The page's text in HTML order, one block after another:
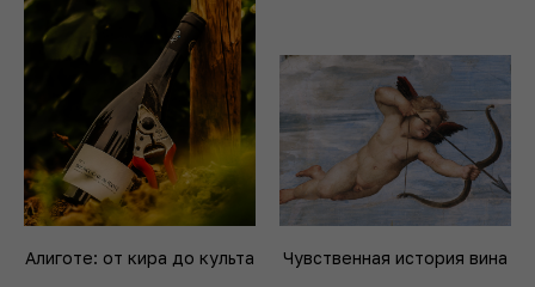
Алиготе: от кира до культа Чувственная история вина